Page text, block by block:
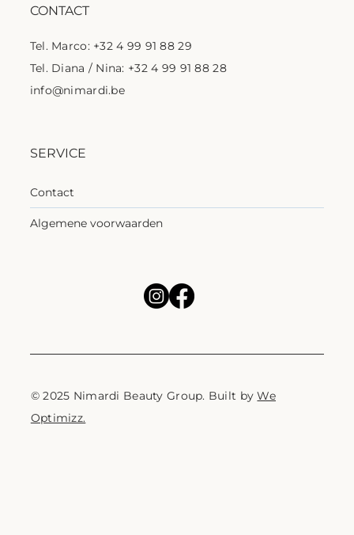
© 2025 Nimardi Beauty Group. Built byWe
Optimizz.
SERVICE
Contact
Algemene voorwaarden
CONTACT
Tel. Marco: +32 4 99 91 88 29
Tel. Diana / Nina: +32 4 99 91 88 28
info@nimardi.be